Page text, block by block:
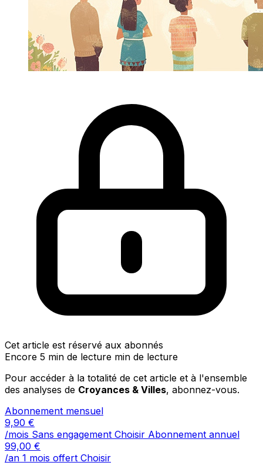
Cet article est réservé aux abonnés
Encore 5 min de lecture min de lecture
Pour accéder à la totalité de cet article et à l'ensemble
des analyses de Croyances & Villes, abonnez-vous.
Abonnement mensuel
9,90 €
/mois Sans engagement Choisir Abonnement annuel
99,00 €
/an 1 mois offert Choisir